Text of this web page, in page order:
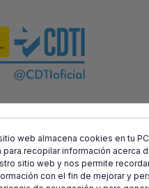
web almacena cookies en tu
para recopilar información acerca
sitio web y nos permite
con el fin de mejorar y
(FEDER) y el Centro
Industrial (CDTI), con el
la innovación y una